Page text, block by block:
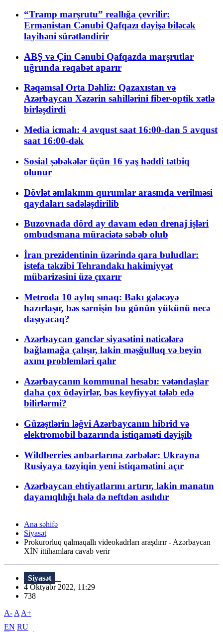
“Tramp marşrutu” reallığa çevrilir:
Ermənistan Cənubi Qafqazı dəyişə biləcək
layihəni sürətləndirir
ABŞ və Çin Cənubi Qafqazda marşrutlar
uğrunda rəqabət aparır
Rəqəmsal Orta Dəhliz: Qazaxıstan və
Azərbaycan Xəzərin sahillərini fiber-optik xətlə
birləşdirdi
Media icmalı: 4 avqust saat 16:00-dan 5 avqust
saat 16:00-dək
Sosial şəbəkələr üçün 16 yaş həddi tətbiq
olunur
Dövlət əmlakının qurumlar arasında verilməsi
qaydaları sadələşdirilib
Buzovnada dörd ay davam edən drenaj işləri
ombudsmana müraciətə səbəb olub
İran prezidentinin üzərində qara buludlar:
istefa təkzibi Tehrandakı hakimiyyət
mübarizəsini üzə çıxarır
Metroda 10 aylıq sınaq: Bakı gələcəyə
hazırlaşır, bəs sərnişin bu günün yükünü necə
daşıyacaq?
Azərbaycan gənclər siyasətini nəticələrə
bağlamağa çalışır, lakin məşğulluq və beyin
axını problemləri qalır
Azərbaycanın kommunal hesabı: vətəndaşlar
daha çox ödəyirlər, bəs keyfiyyət tələb edə
bilirlərmi?
Güzəştlərin ləğvi Azərbaycanın hibrid və
elektromobil bazarında istiqaməti dəyişib
Wildberries anbarlarına zərbələr: Ukrayna
Rusiyaya təzyiqin yeni istiqamətini açır
Azərbaycan ehtiyatlarını artırır, lakin manatın
dayanıqlılığı hələ də neftdən asılıdır
Ana səhifə
Siyasət
Prokurorluq qalmaqallı videokadrları araşdırır - Azərbaycan
XİN ittihamlara cavab verir
Siyasət
4 Oktyabr 2022, 11:29
738
A- A A+
EN RU